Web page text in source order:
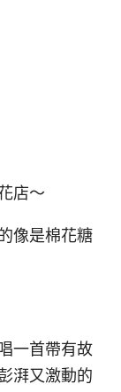
店～
像是棉花糖
一首帶有故
湃又激動的